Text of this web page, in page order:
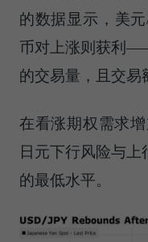
的数据显示，美
币对上涨则获利
的交易量，且交易
在看涨期权需求
日元下行风险与
的最低水平。